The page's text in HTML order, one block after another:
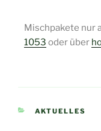
Mischpakete nur
1053 oder über
AKTUELLES